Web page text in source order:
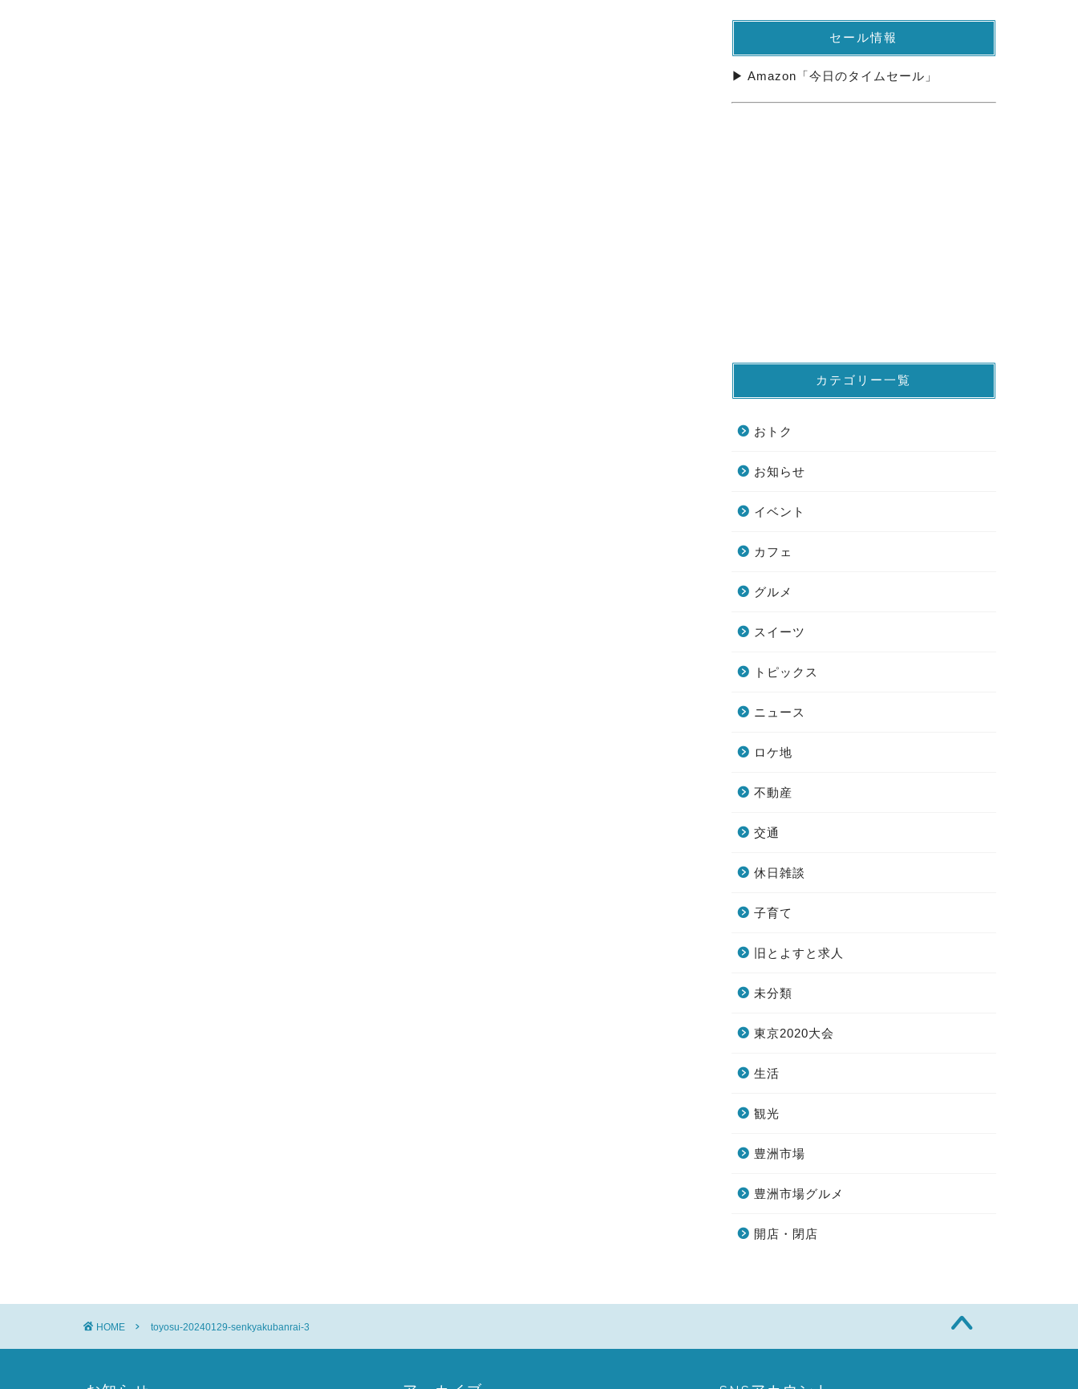
セール情報
▶ Amazon「今日のタイムセール」
カテゴリー一覧
おトク
お知らせ
イベント
カフェ
グルメ
スイーツ
トピックス
ニュース
ロケ地
不動産
交通
休日雑談
子育て
旧とよすと求人
未分類
東京2020大会
生活
観光
豊洲市場
豊洲市場グルメ
開店・閉店
HOME toyosu-20240129-senkyakubanrai-3